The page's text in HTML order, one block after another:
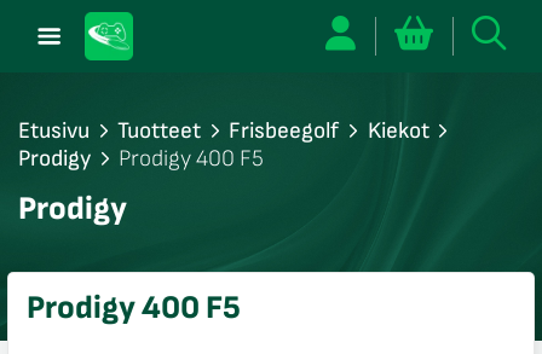
Etusivu Tuotteet Frisbeegolf
Kiekot
Prodigy
Prodigy 400 F5
Prodigy
Prodigy 400 F5
sulje
sulje